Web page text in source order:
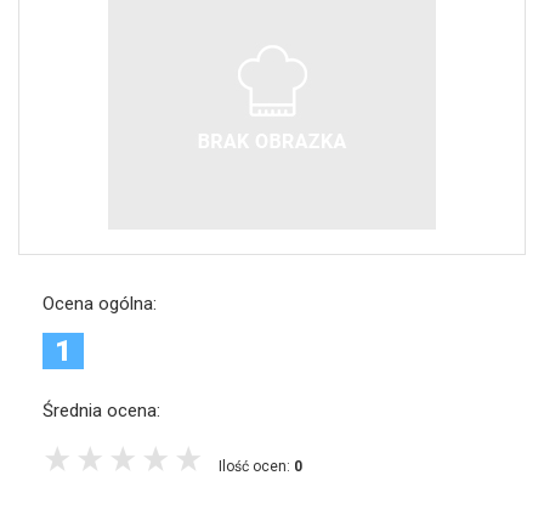
Ocena ogólna:
1
Średnia ocena:
Ilość ocen: 0